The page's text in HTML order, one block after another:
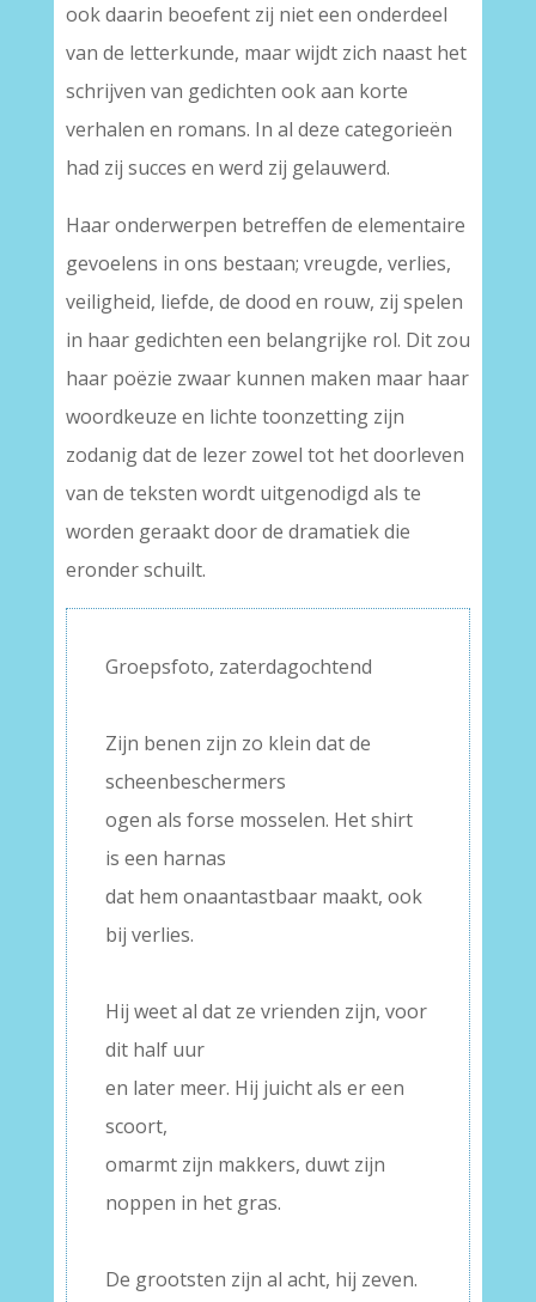
ook daarin beoefent zij niet een onderdeel
van de letterkunde, maar wijdt zich naast het
schrijven van gedichten ook aan korte
verhalen en romans. In al deze categorieën
had zij succes en werd zij gelauwerd.
Haar onderwerpen betreffen de elementaire
gevoelens in ons bestaan; vreugde, verlies,
veiligheid, liefde, de dood en rouw, zij spelen
in haar gedichten een belangrijke rol. Dit zou
haar poëzie zwaar kunnen maken maar haar
woordkeuze en lichte toonzetting zijn
zodanig dat de lezer zowel tot het doorleven
van de teksten wordt uitgenodigd als te
worden geraakt door de dramatiek die
eronder schuilt.
Groepsfoto, zaterdagochtend
Zijn benen zijn zo klein dat de
scheenbeschermers
ogen als forse mosselen. Het shirt
is een harnas
dat hem onaantastbaar maakt, ook
bij verlies.
Hij weet al dat ze vrienden zijn, voor
dit half uur
en later meer. Hij juicht als er een
scoort,
omarmt zijn makkers, duwt zijn
noppen in het gras.
De grootsten zijn al acht, hij zeven.